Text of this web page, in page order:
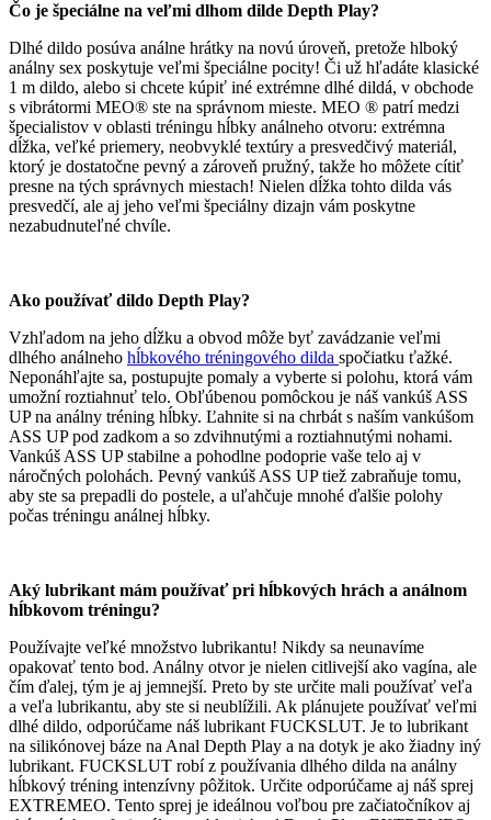
Čo je špeciálne na veľmi dlhom dilde Depth Play?
Dlhé dildo posúva análne hrátky na novú úroveň, pretože hlboký
análny sex poskytuje veľmi špeciálne pocity! Či už hľadáte klasické
1 m dildo, alebo si chcete kúpiť iné extrémne dlhé dildá, v obchode
s vibrátormi MEO® ste na správnom mieste. MEO ® patrí medzi
špecialistov v oblasti tréningu hĺbky análneho otvoru: extrémna
dĺžka, veľké priemery, neobvyklé textúry a presvedčivý materiál,
ktorý je dostatočne pevný a zároveň pružný, takže ho môžete cítiť
presne na tých správnych miestach! Nielen dĺžka tohto dilda vás
presvedčí, ale aj jeho veľmi špeciálny dizajn vám poskytne
nezabudnuteľné chvíle.
Ako používať dildo Depth Play?
Vzhľadom na jeho dĺžku a obvod môže byť zavádzanie veľmi
dlhého análneho hĺbkového tréningového dilda spočiatku ťažké.
Neponáhľajte sa, postupujte pomaly a vyberte si polohu, ktorá vám
umožní roztiahnuť telo. Obľúbenou pomôckou je náš vankúš ASS
UP na análny tréning hĺbky. Ľahnite si na chrbát s naším vankúšom
ASS UP pod zadkom a so zdvihnutými a roztiahnutými nohami.
Vankúš ASS UP stabilne a pohodlne podoprie vaše telo aj v
náročných polohách. Pevný vankúš ASS UP tiež zabraňuje tomu,
aby ste sa prepadli do postele, a uľahčuje mnohé ďalšie polohy
počas tréningu análnej hĺbky.
Aký lubrikant mám používať pri hĺbkových hrách a análnom
hĺbkovom tréningu?
Používajte veľké množstvo lubrikantu! Nikdy sa neunavíme
opakovať tento bod. Análny otvor je nielen citlivejší ako vagína, ale
čím ďalej, tým je aj jemnejší. Preto by ste určite mali používať veľa
a veľa lubrikantu, aby ste si neublížili. Ak plánujete používať veľmi
dlhé dildo, odporúčame náš lubrikant FUCKSLUT. Je to lubrikant
na silikónovej báze na Anal Depth Play a na dotyk je ako žiadny iný
lubrikant. FUCKSLUT robí z používania dlhého dilda na análny
hĺbkový tréning intenzívny pôžitok. Určite odporúčame aj náš sprej
EXTREMEO. Tento sprej je ideálnou voľbou pre začiatočníkov aj